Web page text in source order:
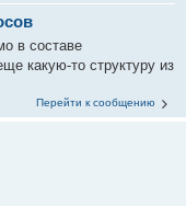
в составе
какую-то структуру из
Перейти к сообщению